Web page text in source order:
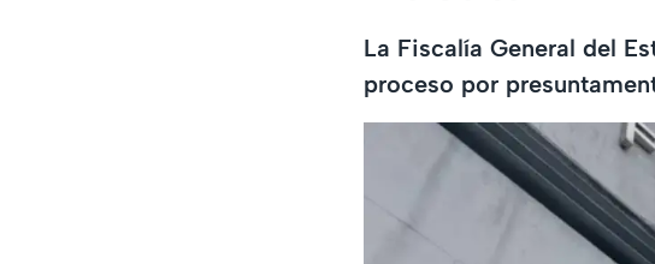
La Fiscalía General del
proceso por